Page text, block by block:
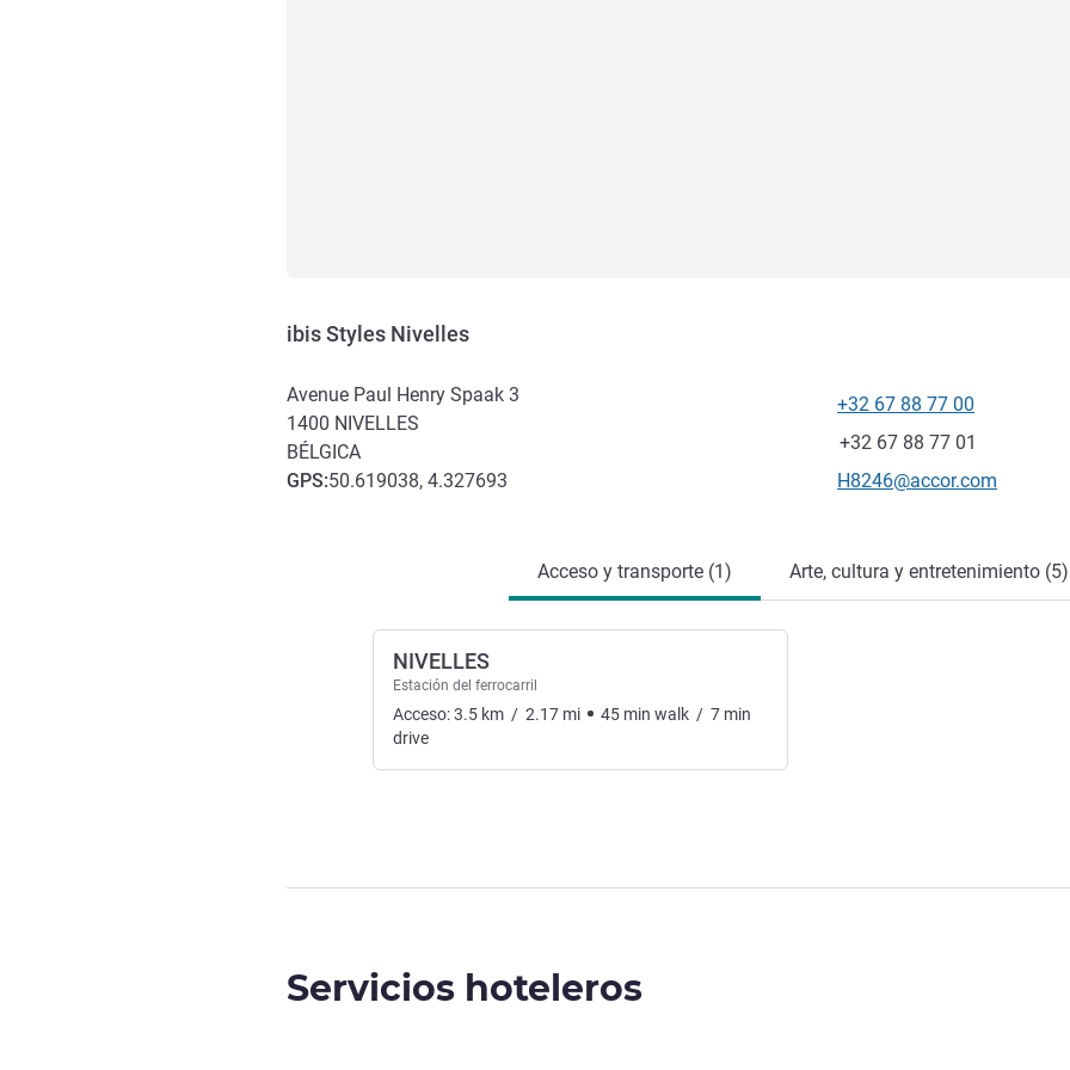
ibis Styles Nivelles
Avenue Paul Henry Spaak 3
1400 NIVELLES
BÉLGICA
GPS:50.619038, 4.327693
Teléfono
+32 67 88 77 00
Fax
+32 67 88 77 01
Correo electrónico de
H8246@accor.com
Acceso y transporte (1) Arte, cultura y entretenimiento (5)
NIVELLES
Estación del ferrocarril
Acceso:3.5 km / 2.17 mi 45 min walk / 7 min
drive
Servicios hoteleros